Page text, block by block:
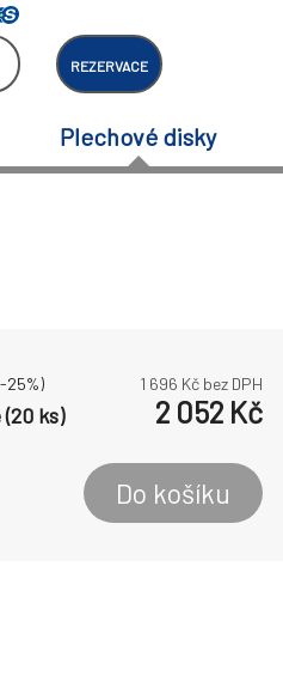
REZERVACE
Plechové disky
25%) 1 696 Kč bez DPH
ks) 2 052 Kč
Do košíku